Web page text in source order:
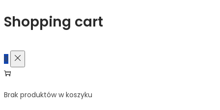
Shopping cart
0
Brak produktów w koszyku